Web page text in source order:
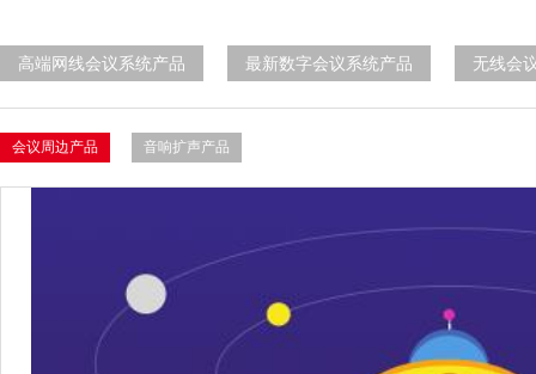
高端网线会议系统产品 最新数字会议系统产品 无线会
会议周边产品 音响扩声产品